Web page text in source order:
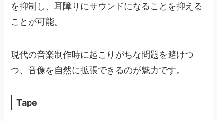
を抑制し、耳障りにサウンドになることを抑える
ことが可能。
現代の音楽制作時に起こりがちな問題を避けつ
つ、音像を自然に拡張できるのが魅力です。
Tape